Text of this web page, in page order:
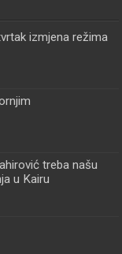
izmjena režima
treba našu
u Kairu